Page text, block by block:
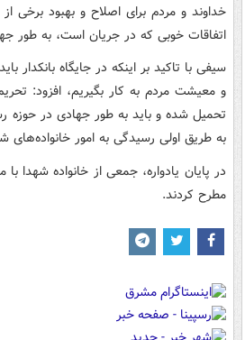
خداوند و مردم برای اصلاح و بهبود
اتفاقات خوبی که در جریان است، به طور
سیفی با تاکید بر اینکه در جایگاه
تحمیل شده و باید به طور جهادی در حوزه
به طریق اولی رسیدگی به امور خانواده‌های
در پایان یادواره، جمعی از خانواده
مطرح کردند.